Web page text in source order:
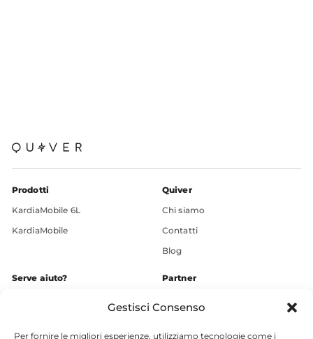
Gestisci Consenso
Per fornire le migliori esperienze, utilizziamo tecnologie come i
Prodotti
KardiaMobile 6L
KardiaMobile
Quiver
Chi siamo
Contatti
Blog
Serve aiuto?
Partner